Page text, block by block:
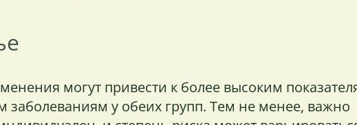
могут привести к более высоким
заболеваниям у обеих групп. Тем не менее, важно